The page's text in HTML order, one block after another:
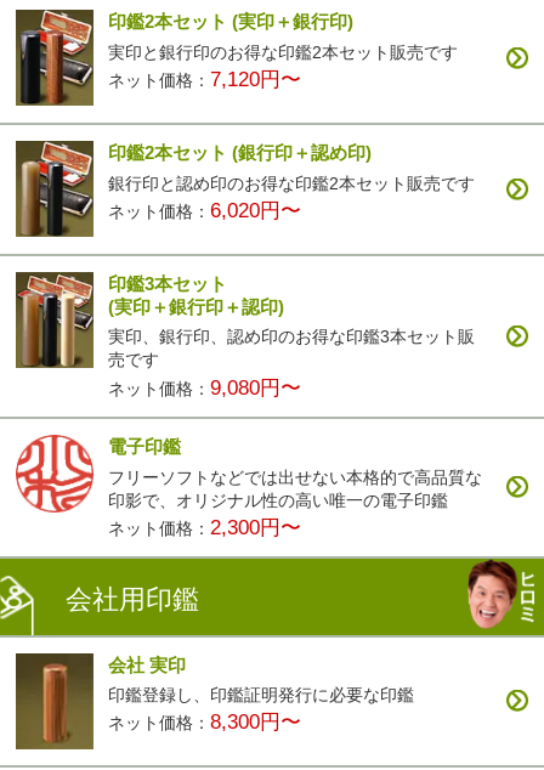
印鑑2本セット(実印＋銀行印)
実印と銀行印のお得な印鑑2本セット販売です
ネット価格： 7,120円〜
印鑑2本セット(銀行印＋認め印)
銀行印と認め印のお得な印鑑2本セット販売です
ネット価格：6,020円〜
印鑑3本セット
(実印＋銀行印＋認印)
実印、銀行印、認め印のお得な印鑑3本セット販
売です
ネット価格：9,080円〜
電子印鑑
フリーソフトなどでは出せない本格的で高品質な
印影で、オリジナル性の高い唯一の電子印鑑
ネット価格： 2,300円〜
会社用印鑑
会社 実印
印鑑登録し、印鑑証明発行に必要な印鑑
ネット価格：8,300円〜